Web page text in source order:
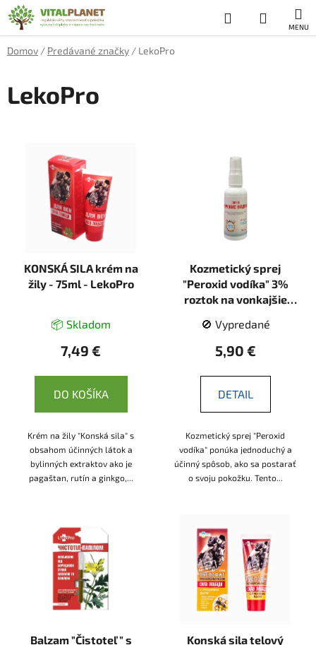
Prejsť
na
obsah
Hľadať
KOŠÍK
Domov / Predávané značky / LekoPro
LekoPro
KONSKÁ SILA krém na
žily - 75ml - LekoPro
📦 Skladom
7,49 €
DO KOŠÍKA
Krém na žily "Konská sila" s
obsahom účinných látok a
bylinných extraktov ako je
pagaštan, rutín a ginkgo,...
Kozmetický sprej
"Peroxid vodíka" 3%
roztok na vonkajšie
LekoPro
🚫 Vypredané
5,90 €
DETAIL
Kozmetický sprej "Peroxid
vodíka" ponúka jednoduchý a
účinný spôsob, ako sa postarať
o svoju pokožku. Tento...
Balzam "Čistoteľ " s
Konská sila telový